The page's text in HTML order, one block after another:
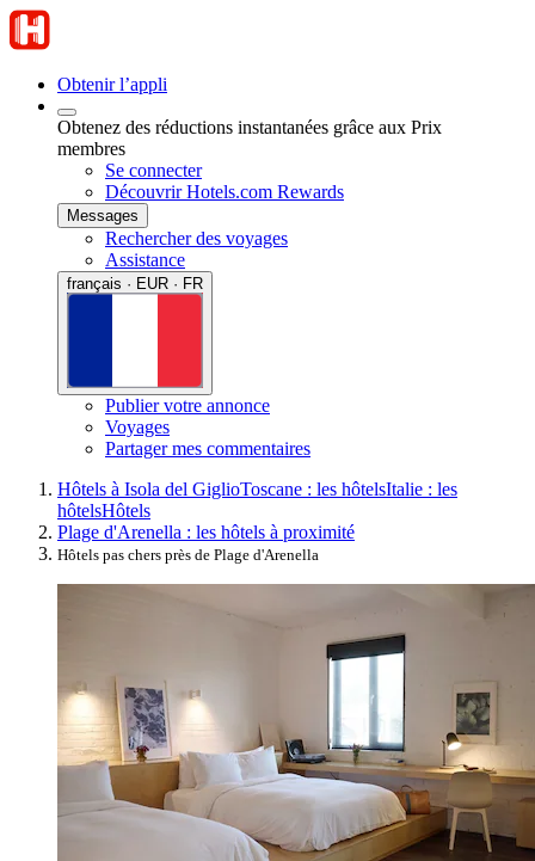
Obtenir l’appli
Obtenez des réductions instantanées grâce aux Prix
membres
Se connecter
Découvrir Hotels.com Rewards
Messages
Rechercher des voyages
Assistance
français · EUR · FR
Publier votre annonce
Voyages
Partager mes commentaires
Hôtels à Isola del GiglioToscane : les hôtelsItalie : les
hôtelsHôtels
Plage d'Arenella : les hôtels à proximité
Hôtels pas chers près de Plage d'Arenella